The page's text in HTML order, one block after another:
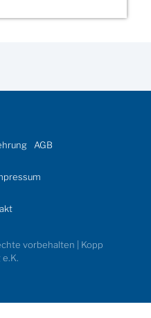
AGB
vorbehalten | Kopp
e.K.
Inhalt.